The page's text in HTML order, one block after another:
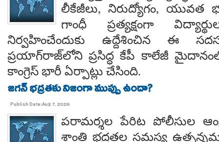
లీకేజీలు, నిరుద్యోగం, యువత
గాంధీ ప్రత్యక్షంగా
నిర్వహించేందుకు ఉద్దేశించిన ఈ
ప్రయాగ్‌రాజ్‌లోని ప్రసిద్ధ కేపీ కాలేజీ మైదానంలో
కాంగ్రెస్ భారీ ఏర్పాట్లు చేసింది.
జగన్ భద్రతకు నిజంగా ముప్పు ఉందా?
Publish Date:Aug 7, 2026
పరామర్శల పేరిట పోలీసుల
శాంతి భద్రతల సమస్య